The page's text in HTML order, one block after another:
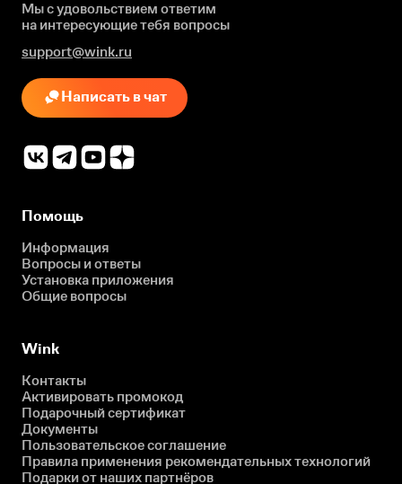
Мы с удовольствием ответим
на интересующиетебя вопросы
support@wink.ru
Написать в чат
Помощь
Информация
Вопросы и ответы
Установка приложения
Общие вопросы
Wink
Контакты
Активировать промокод
Подарочный сертификат
Документы
Пользовательское соглашение
Правила применения рекомендательных технологий
Подарки от наших партнёров